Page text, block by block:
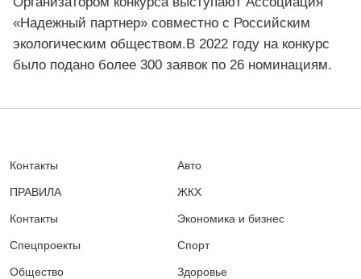
«Надежный партнер» совместно с Российским
экологическим обществом.В 2022 году на конкурс
было подано более 300 заявок по 26 номинациям.
Контакты
ПРАВИЛА
Контакты
Спецпроекты
Общество
Авто
ЖКХ
Экономика и бизнес
Спорт
Здоровье